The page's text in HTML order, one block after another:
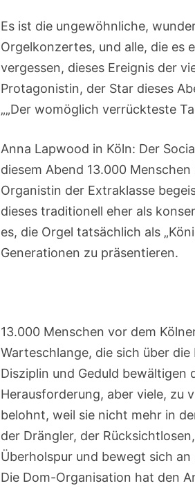
Es ist die ungewöhnliche,
Orgelkonzertes, und alle, die es
vergessen, dieses Ereignis der
Protagonistin, der Star dieses
„„Der womöglich verrückteste
Anna Lapwood in Köln: Der
diesem Abend 13.000
Organistin der Extraklasse
dieses traditionell eher als
es, die Orgel tatsächlich als
Generationen zu präsentieren.
13.000 Menschen vor dem
Warteschlange, die sich über
Disziplin und Geduld bewältigen
Herausforderung, aber viele, zu
belohnt, weil sie nicht mehr in
der Drängler, der
Überholspur und bewegt sich
Die Dom-Organisation hat den